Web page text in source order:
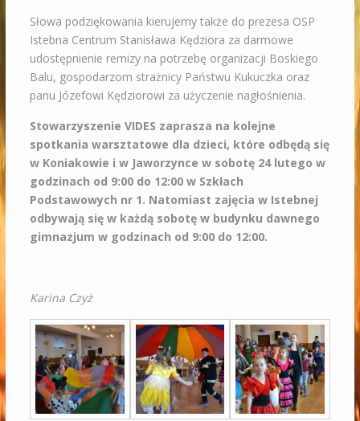
Słowa podziękowania kierujemy także do prezesa OSP
Istebna Centrum Stanisława Kędziora za darmowe
udostępnienie remizy na potrzebę organizacji Boskiego
Balu, gospodarzom strażnicy Państwu Kukuczka oraz
panu Józefowi Kędziorowi za użyczenie nagłośnienia.
Stowarzyszenie VIDES zaprasza na kolejne
spotkania warsztatowe dla dzieci, które odbędą się
w Koniakowie i w Jaworzynce w sobotę 24 lutego w
godzinach od 9:00 do 12:00 w Szkłach
Podstawowych nr 1. Natomiast zajęcia w Istebnej
odbywają się w każdą sobotę w budynku dawnego
gimnazjum w godzinach od 9:00 do 12:00.
Karina Czyż